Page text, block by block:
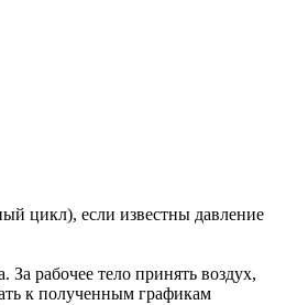
цикл), если известны давление
рабочее тело принять воздух,
к полученным графикам